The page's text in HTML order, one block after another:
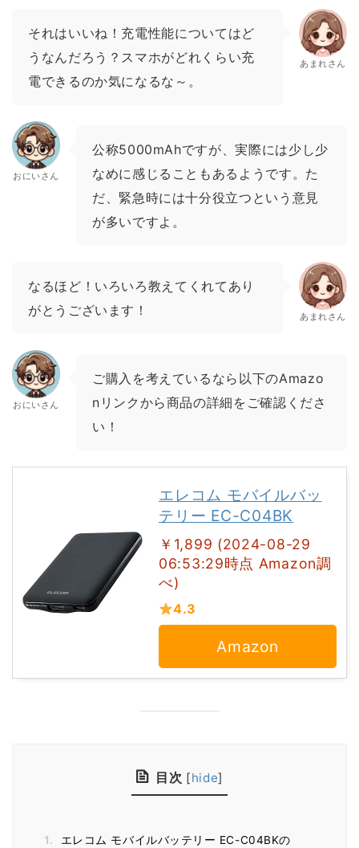
それはいいね！充電性能についてはど
うなんだろう？スマホがどれくらい充
電できるのか気になるな～。
あまれさん
おにいさん
公称5000mAhですが、実際には少し少
なめに感じることもあるようです。た
だ、緊急時には十分役立つという意見
が多いですよ。
なるほど！いろいろ教えてくれてあり
がとうございます！
あまれさん
おにいさん
ご購入を考えているなら以下のAmazo
nリンクから商品の詳細をご確認くださ
い！
エレコム モバイルバッ
テリー EC-C04BK
￥1,899 (2024-08-29
06:53:29時点 Amazon調
べ)
4.3
Amazon
目次 [hide]
1.
エレコム モバイルバッテリー EC-C04BKの